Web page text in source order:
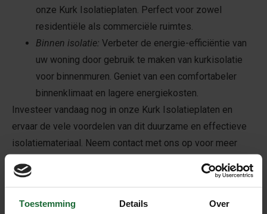
Toestemming Details Over
onze Kurk Isolatieplaten. Perfect voor zowel
residentiële als commerciële ruimtes.
Binnen isolatie: Verbeter de energie-efficiëntie van
uw woning door gebruik te maken van kurkisolatie
voor binnenmuren. Geniet van een comfortabeler
binnenklimaat en lagere energiekosten.
Investeer vandaag nog in onze Kurk Isolatieplaten en
ervaar de vele voordelen van dit duurzame en effectieve
isolatiemateriaal. Neem contact met ons op voor meer
Tip:
waar het wordt verwerkt. Controleer vervolgens de